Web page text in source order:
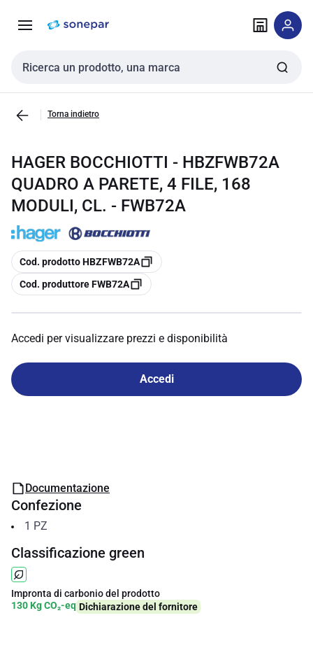
navigazione alla
Cerca input
Torna indietro
HAGER BOCCHIOTTI - HBZFWB72A
QUADRO A PARETE, 4 FILE, 168
MODULI, CL. - FWB72A
copia
Cod. prodotto HBZFWB72A
copia
Cod. produttore FWB72A
Accedi per visualizzare prezzi e disponibilità
Accedi
Documentazione
Confezione
1 PZ
Classificazione green
Impronta di carbonio del prodotto
130 Kg CO₂-eq Dichiarazione del fornitore